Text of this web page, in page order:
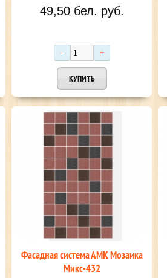
49,50 бел. руб.
Фасадная система АМК Мозаика
Микс-432